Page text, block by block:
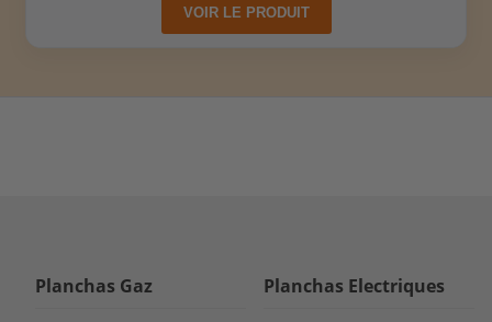
VOIR LE PRODUIT
Planchas Gaz Planchas Electriques